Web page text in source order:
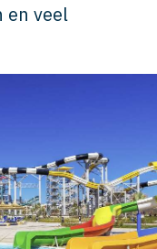
en veel